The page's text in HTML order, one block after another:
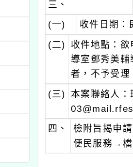
三、
(一)
收件日期：
(二)
收件地點：
導室鄧秀美
者，不予受理
(三)
本案聯絡人
四、 檢附旨揭申
便民服務→